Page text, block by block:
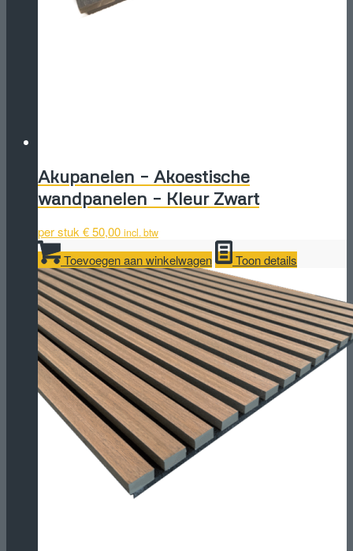
Akupanelen – Akoestische
wandpanelen – Kleur Zwart
per stuk€50,00 incl. btw
Toevoegen aan winkelwagen Toon details